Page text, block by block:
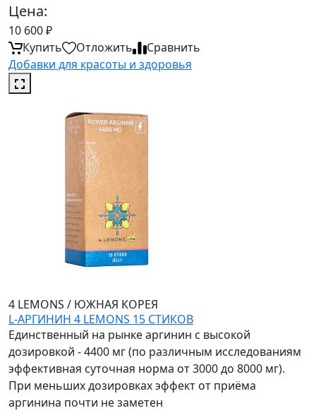
Цена:
10 600₽
Купить
Отложить
Сравнить
Добавки для красоты и здоровья
4 LEMONS / ЮЖНАЯ КОРЕЯ
L-АРГИНИН 4 LEMONS 15 СТИКОВ
Единственный на рынке аргинин с высокой
дозировкой - 4400 мг (по различным исследованиям
эффективная суточная норма от 3000 до 8000 мг).
При меньших дозировках эффект от приёма
аргинина почти не заметен